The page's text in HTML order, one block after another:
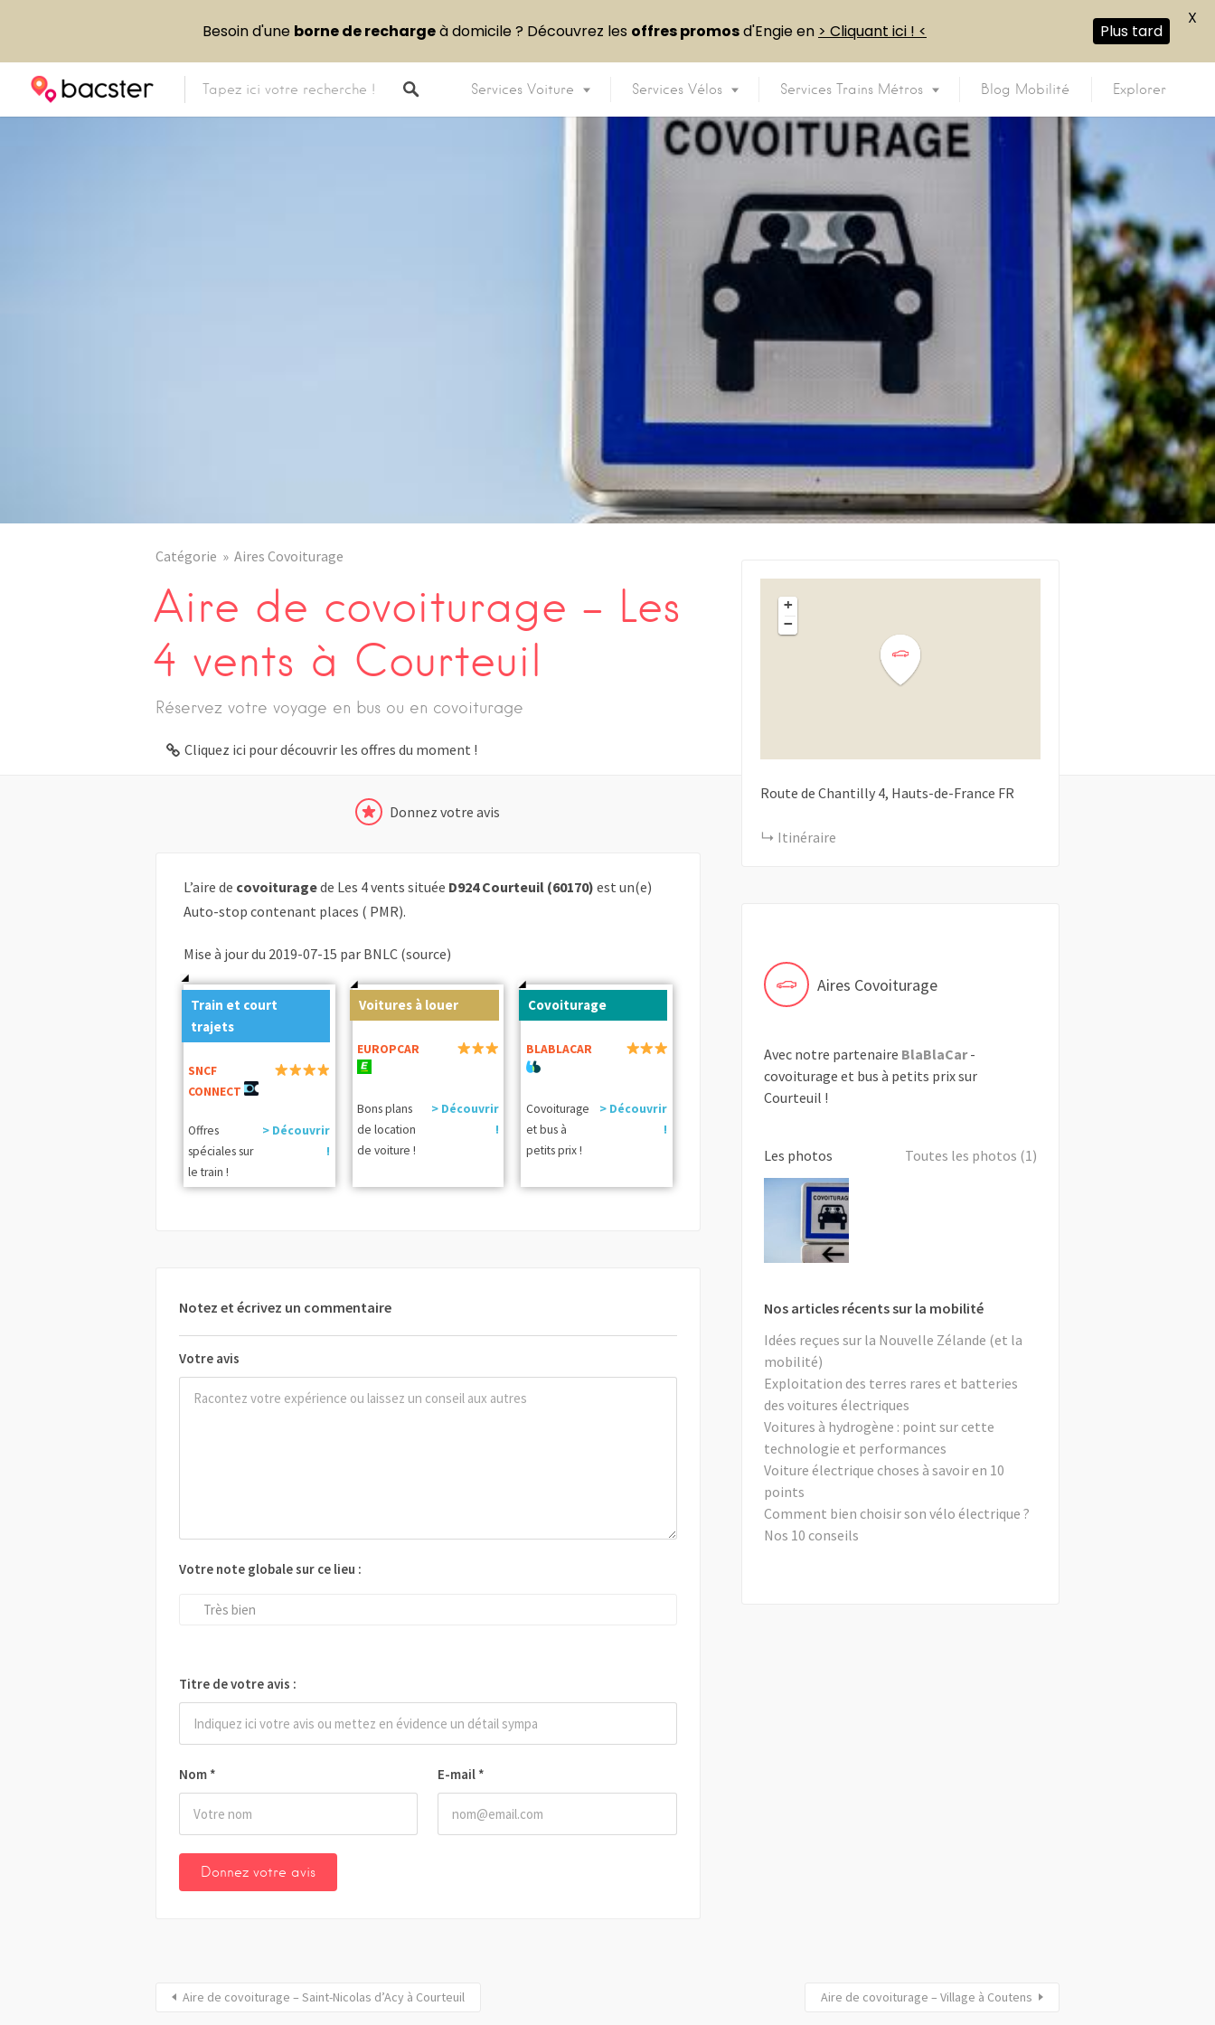
Services Voiture Services Vélos Services Trains Métros Blog Mobilité Explorer
Catégorie Aires Covoiturage
Aire de covoiturage – Les
4 vents à Courteuil
Réservez votre voyage en bus ou en covoiturage
Cliquez ici pour découvrir les offres du moment !
Donnez votre avis
L’aire de covoituragede Les 4 vents située D924 Courteuil (60170) est un(e)
Auto-stop contenant places ( PMR).
Mise à jour du 2019-07-15 par BNLC (source)
Train et court
trajets
SNCF
CONNECT
Offres
spéciales sur
le train !
> Découvrir
!
Voitures à louer
EUROPCAR
Bons plans
de location
de voiture !
> Découvrir
!
Covoiturage
BLABLACAR
Covoiturage
et bus à
petits prix !
> Découvrir
!
Notez et écrivez un commentaire
Votre avis
Nom * E-mail *
Votre note globale sur ce lieu :
Très bien
Titre de votre avis :
+
−
Route de Chantilly 4 Hauts-de-France FR
Itinéraire
Aires Covoiturage
Avec notre partenaire BlaBlaCar-
covoiturage et bus à petits prix sur
Courteuil !
Les photos Toutes les photos (1)
Nos articles récents sur la mobilité
Idées reçues sur la Nouvelle Zélande (et la
mobilité)
Exploitation des terres rares et batteries
des voitures électriques
Voitures à hydrogène : point sur cette
technologie et performances
Voiture électrique choses à savoir en 10
points
Comment bien choisir son vélo électrique ?
Nos 10 conseils
Aire de covoiturage – Saint-Nicolas d’Acy à Courteuil Aire de covoiturage – Village à Coutens
Besoin d'une borne de rechargeà domicile ? Découvrez les offres promosd'Engie en > Cliquant ici ! < Plus tard
X